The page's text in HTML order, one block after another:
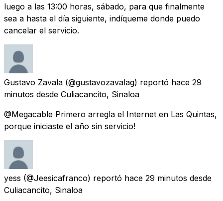
luego a las 13:00 horas, sábado, para que finalmente
sea a hasta el día siguiente, indíqueme donde puedo
cancelar el servicio.
Gustavo Zavala (@gustavozavalag) reportó hace 29
minutos desde Culiacancito, Sinaloa
@Megacable Primero arregla el Internet en Las Quintas,
porque iniciaste el año sin servicio!
yess (@Jeesicafranco) reportó hace 29 minutos desde
Culiacancito, Sinaloa